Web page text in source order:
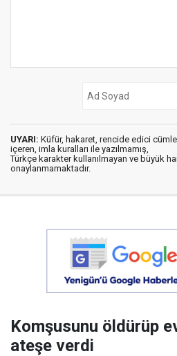
UYARI: Küfür, hakaret, rencide edici
içeren, imla kuralları ile yazılmamış,
Türkçe karakter kullanılmayan ve büyük
onaylanmamaktadır.
Komşusunu öldürüp
ateşe verdi